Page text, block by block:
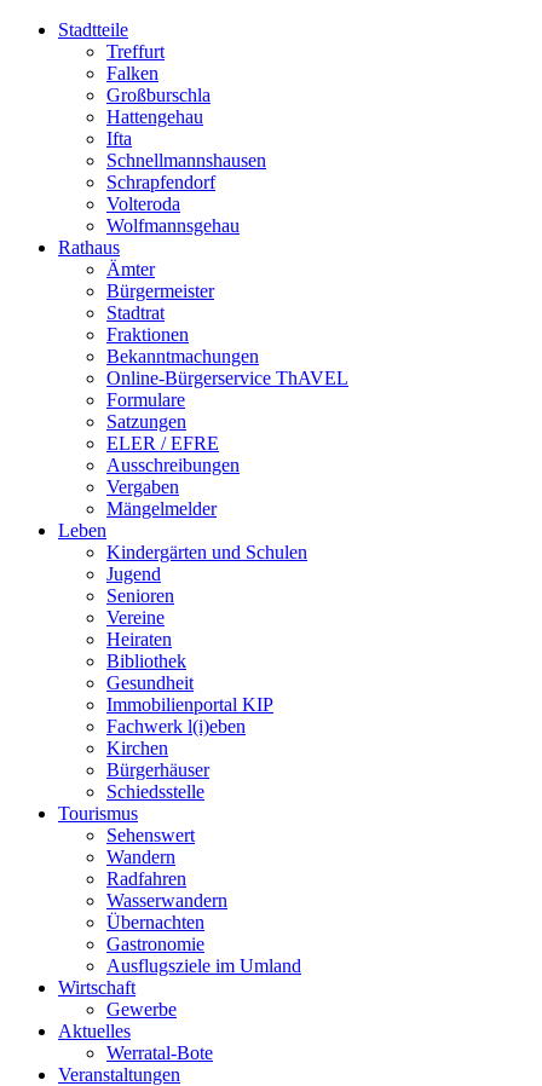
Stadtteile
Treffurt
Falken
Großburschla
Hattengehau
Ifta
Schnellmannshausen
Schrapfendorf
Volteroda
Wolfmannsgehau
Rathaus
Ämter
Bürgermeister
Stadtrat
Fraktionen
Bekanntmachungen
Online-Bürgerservice ThAVEL
Formulare
Satzungen
ELER / EFRE
Ausschreibungen
Vergaben
Mängelmelder
Leben
Kindergärten und Schulen
Jugend
Senioren
Vereine
Heiraten
Bibliothek
Gesundheit
Immobilienportal KIP
Fachwerk l(i)eben
Kirchen
Bürgerhäuser
Schiedsstelle
Tourismus
Sehenswert
Wandern
Radfahren
Wasserwandern
Übernachten
Gastronomie
Ausflugsziele im Umland
Wirtschaft
Gewerbe
Aktuelles
Werratal-Bote
Veranstaltungen